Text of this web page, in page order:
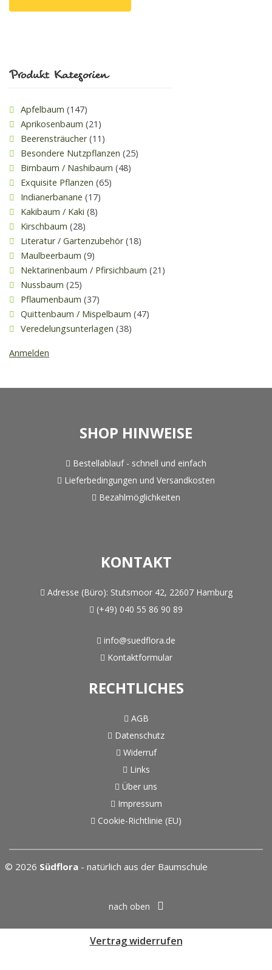
Produkt Kategorien
Apfelbaum (147)
Aprikosenbaum (21)
Beerensträucher (11)
Besondere Nutzpflanzen (25)
Birnbaum / Nashibaum (48)
Exquisite Pflanzen (65)
Indianerbanane (17)
Kakibaum / Kaki (8)
Kirschbaum (28)
Literatur / Gartenzubehör (18)
Maulbeerbaum (9)
Nektarinenbaum / Pfirsichbaum (21)
Nussbaum (25)
Pflaumenbaum (37)
Quittenbaum / Mispelbaum (47)
Veredelungsunterlagen (38)
Anmelden
SHOP HINWEISE
Bestellablauf - schnell und einfach
Lieferbedingungen und Versandkosten
Bezahlmöglichkeiten
KONTAKT
Adresse (Büro): Stutsmoor 42, 22607 Hamburg
(+49) 040 55 86 90 89
info@suedflora.de
Kontaktformular
RECHTLICHES
AGB
Datenschutz
Widerruf
Links
Über uns
Impressum
Cookie-Richtlinie (EU)
© 2026 Südflora- natürlich aus der Baumschule
nach oben
Vertrag widerrufen